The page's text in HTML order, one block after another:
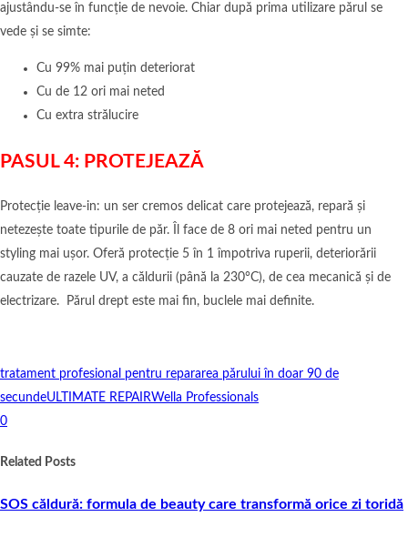
ajustându-se în funcție de nevoie. Chiar după prima utilizare părul se
vede și se simte:
Cu 99% mai puțin deteriorat
Cu de 12 ori mai neted
Cu extra strălucire
PASUL 4: PROTEJEAZĂ
Protecție leave-in: un ser cremos delicat care protejează, repară și
netezește toate tipurile de păr. Îl face de 8 ori mai neted pentru un
styling mai ușor. Oferă protecție 5 în 1 împotriva ruperii, deteriorării
cauzate de razele UV, a căldurii (până la 230°C), de cea mecanică și de
electrizare. Părul drept este mai fin, buclele mai definite.
tratament profesional pentru repararea părului în doar 90 de
secundeULTIMATE REPAIRWella Professionals
0
Related Posts
SOS căldură: formula de beauty care transformă orice zi toridă